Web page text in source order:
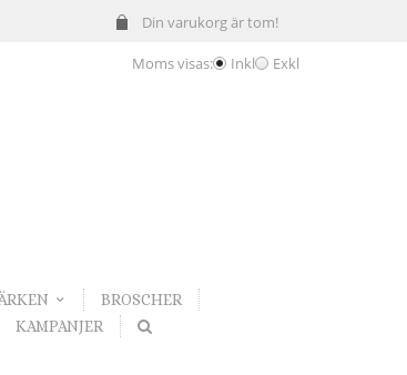
Din varukorg är tom!
Moms visas: Inkl Exkl
BROSCHER
KAMPANJER